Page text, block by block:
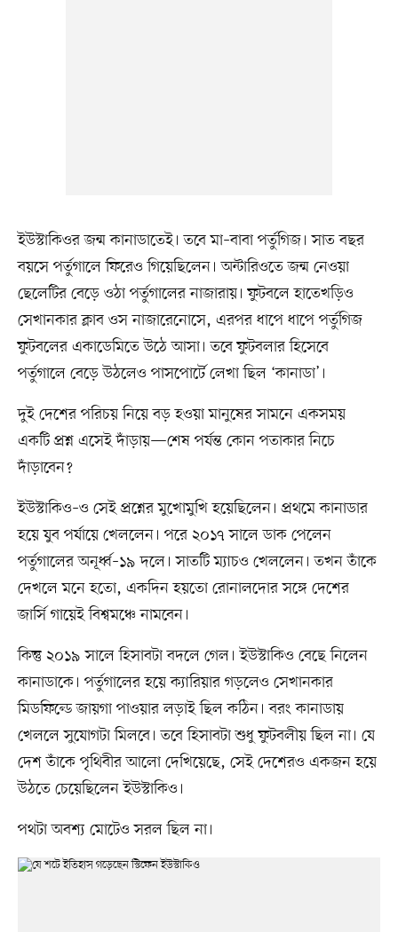
ইউস্টাকিওর জন্ম কানাডাতেই। তবে মা–বাবা পর্তুগিজ। সাত বছর
বয়সে পর্তুগালে ফিরেও গিয়েছিলেন। অন্টারিওতে জন্ম নেওয়া
ছেলেটির বেড়ে ওঠা পর্তুগালের নাজারায়। ফুটবলে হাতেখড়িও
সেখানকার ক্লাব ওস নাজারেনোসে, এরপর ধাপে ধাপে পর্তুগিজ
ফুটবলের একাডেমিতে উঠে আসা। তবে ফুটবলার হিসেবে
পর্তুগালে বেড়ে উঠলেও পাসপোর্টে লেখা ছিল ‘কানাডা’।
দুই দেশের পরিচয় নিয়ে বড় হওয়া মানুষের সামনে একসময়
একটি প্রশ্ন এসেই দাঁড়ায়—শেষ পর্যন্ত কোন পতাকার নিচে
দাঁড়াবেন?
ইউস্টাকিও–ও সেই প্রশ্নের মুখোমুখি হয়েছিলেন। প্রথমে কানাডার
হয়ে যুব পর্যায়ে খেললেন। পরে ২০১৭ সালে ডাক পেলেন
পর্তুগালের অনূর্ধ্ব–১৯ দলে। সাতটি ম্যাচও খেললেন। তখন তাঁকে
দেখলে মনে হতো, একদিন হয়তো রোনালদোর সঙ্গে দেশের
জার্সি গায়েই বিশ্বমঞ্চে নামবেন।
কিন্তু ২০১৯ সালে হিসাবটা বদলে গেল। ইউস্টাকিও বেছে নিলেন
কানাডাকে। পর্তুগালের হয়ে ক্যারিয়ার গড়লেও সেখানকার
মিডফিল্ডে জায়গা পাওয়ার লড়াই ছিল কঠিন। বরং কানাডায়
খেললে সুযোগটা মিলবে। তবে হিসাবটা শুধু ফুটবলীয় ছিল না। যে
দেশ তাঁকে পৃথিবীর আলো দেখিয়েছে, সেই দেশেরও একজন হয়ে
উঠতে চেয়েছিলেন ইউস্টাকিও।
পথটা অবশ্য মোটেও সরল ছিল না।